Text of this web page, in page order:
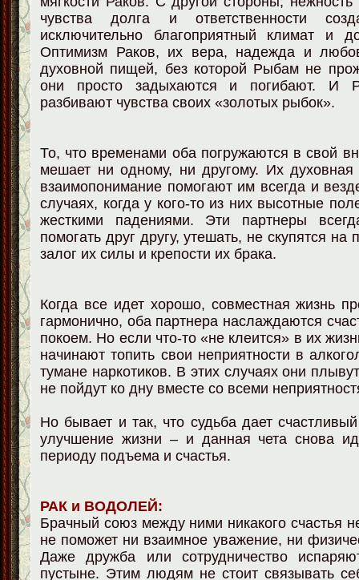
чувства долга и ответственности
исключительно благоприятный климат и
Оптимизм Раков, их вера, надежда и
духовной пищей, без которой Рыбам не
они просто задыхаются и погибают. И
разбивают чувства своих «золотых рыбок».
То, что временами оба погружаются в свой
мешает ни одному, ни другому. Их духовная
взаимопонимание помогают им всегда и
случаях, когда у кого-то из них высотные
жесткими падениями. Эти партнеры
помогать друг другу, утешать, не скупятся на
залог их силы и крепости их брака.
Когда все идет хорошо, совместная жизнь
гармонично, оба партнера наслаждаются
покоем. Но если что-то «не клеится» в их
начинают топить свои неприятности в
тумане наркотиков. В этих случаях они
не пойдут ко дну вместе со всеми
Но бывает и так, что судьба дает
улучшение жизни – и данная чета снова
периоду подъема и счастья.
РАК и ВОДОЛЕЙ:
Брачный союз между ними никакого счастья
не поможет ни взаимное уважение, ни
Даже дружба или сотрудничество
пустыне. Этим людям не стоит связывать